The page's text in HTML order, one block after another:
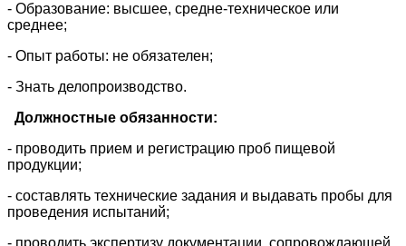
- Образование: высшее, средне-техническое или
среднее;
- Опыт работы: не обязателен;
- Знать делопроизводство.
Должностные обязанности:
- проводить прием и регистрацию проб пищевой
продукции;
- составлять технические задания и выдавать пробы для
проведения испытаний;